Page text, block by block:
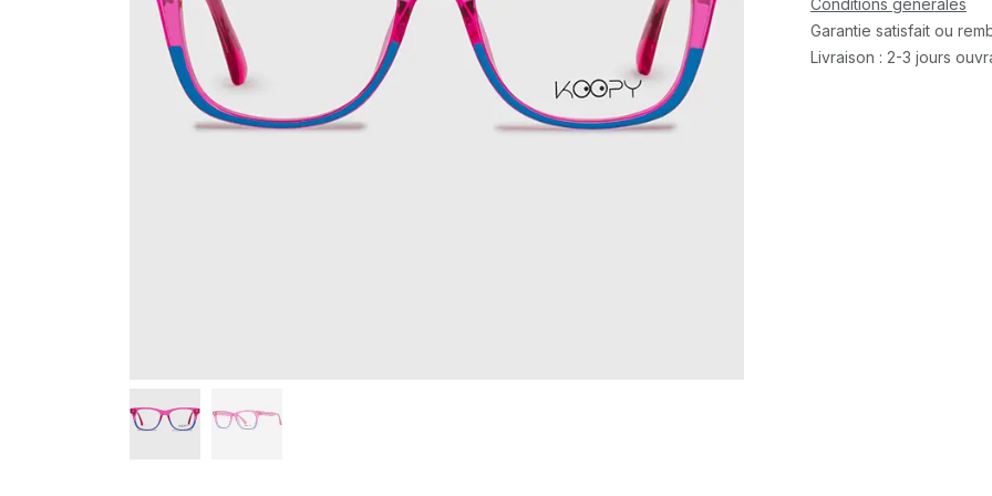
Conditions générales
Garantie satisfait ou
Livraison : 2-3 jours